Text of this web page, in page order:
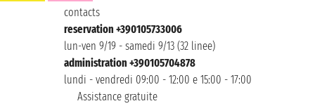
contacts
reservation +390105733006
lun-ven 9/19 - samedi 9/13 (32 linee)
administration +390105704878
lundi - vendredi 09:00 - 12:00 e 15:00 - 17:00
Assistance gratuite